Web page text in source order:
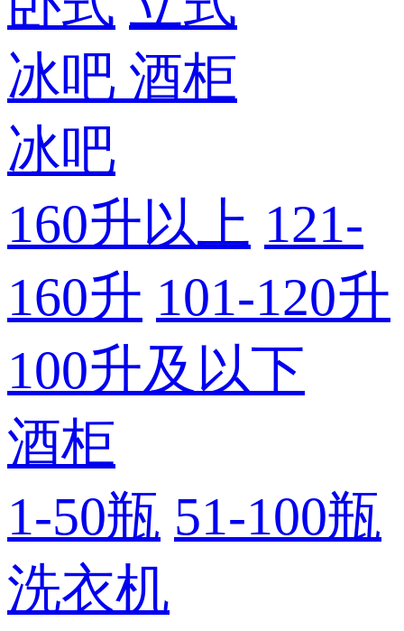
冰吧 酒柜
冰吧
160升以上 121-
160升 101-120升
100升及以下
酒柜
1-50瓶 51-100瓶
洗衣机